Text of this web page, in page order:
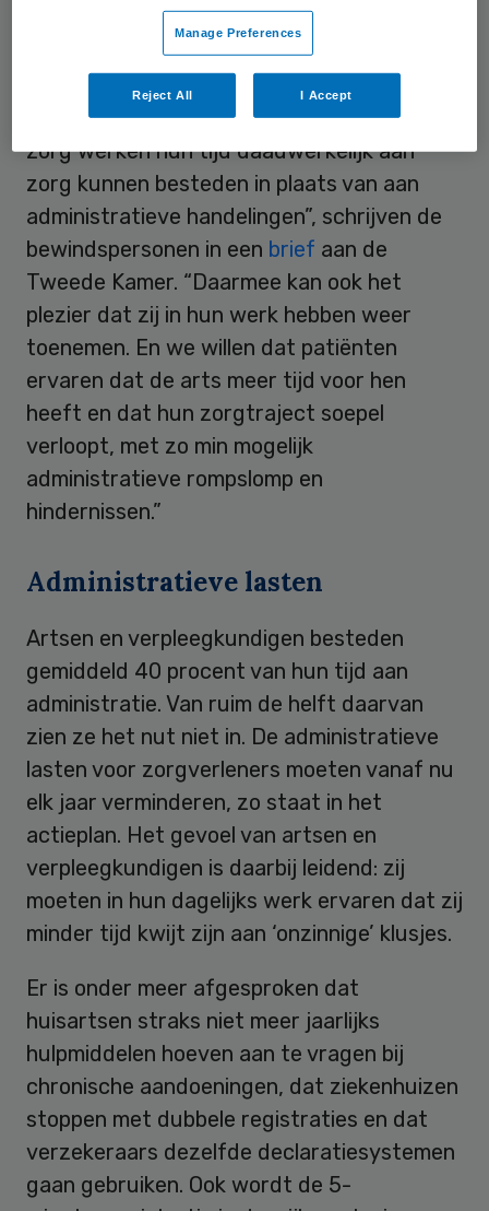
Het doel van het actieplan is het zorgbreed
merkbaar verminderen van de ervaren
regeldruk voor zowel zorgverlener als
patiënt. “We willen dat mensen die in de
zorg werken hun tijd daadwerkelijk aan
zorg kunnen besteden in plaats van aan
administratieve handelingen”, schrijven de
bewindspersonen in een brief aan de
Tweede Kamer. “Daarmee kan ook het
plezier dat zij in hun werk hebben weer
toenemen. En we willen dat patiënten
ervaren dat de arts meer tijd voor hen
heeft en dat hun zorgtraject soepel
verloopt, met zo min mogelijk
administratieve rompslomp en
hindernissen.”
Administratieve lasten
Artsen en verpleegkundigen besteden
gemiddeld 40 procent van hun tijd aan
administratie. Van ruim de helft daarvan
zien ze het nut niet in. De administratieve
lasten voor zorgverleners moeten vanaf nu
elk jaar verminderen, zo staat in het
actieplan. Het gevoel van artsen en
verpleegkundigen is daarbij leidend: zij
moeten in hun dagelijks werk ervaren dat zij
minder tijd kwijt zijn aan ‘onzinnige’ klusjes.
Er is onder meer afgesproken dat
huisartsen straks niet meer jaarlijks
hulpmiddelen hoeven aan te vragen bij
chronische aandoeningen, dat ziekenhuizen
stoppen met dubbele registraties en dat
verzekeraars dezelfde declaratiesystemen
gaan gebruiken. Ook wordt de 5-
Manage Preferences
Reject All I Accept